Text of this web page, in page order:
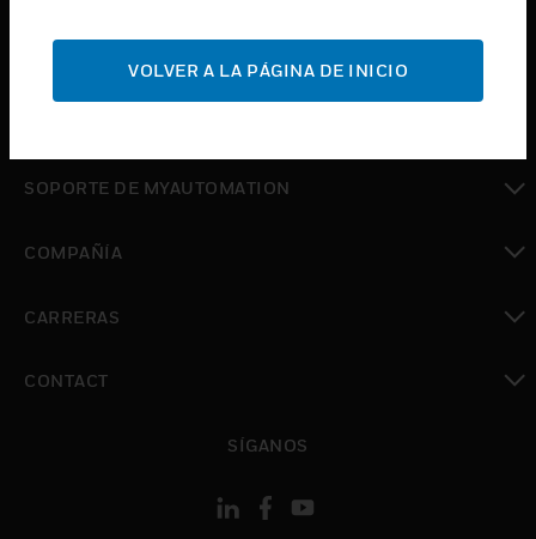
Cambiar vista
Cambiar vista
SOPORTE DE MYAUTOMATION
COMPAÑÍA
CARRERAS
CONTACT
SÍGANOS
VOLVER A LA PÁGINA DE INICIO